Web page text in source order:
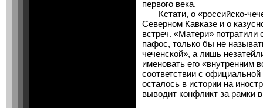
первого века.
Кстати, о «российско-
Северном Кавказе и о
встреч. «Матери» потратили
пафос, только бы не
чеченской», а лишь
именовать его «внутренним
соответствии с
осталось в истории на
выводит конфликт за рамки